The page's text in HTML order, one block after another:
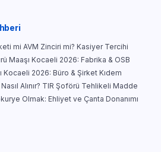
mi AVM Zinciri mi? Kasiyer Tercihi
Maaşı Kocaeli 2026: Fabrika & OSB
Kocaeli 2026: Büro & Şirket Kıdem
Alınır? TIR Şoförü Tehlikeli Madde
Olmak: Ehliyet ve Çanta Donanımı